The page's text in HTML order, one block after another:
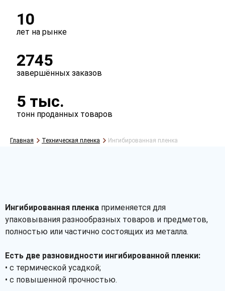
10
лет на рынке
2745
завершённых заказов
5 тыс.
тонн проданных товаров
Главная Техническая пленка Ингибированная пленка
Ингибированная пленка применяется для
упаковывания разнообразных товаров и предметов,
полностью или частично состоящих из металла.
Есть две разновидности ингибированной пленки:
• с термической усадкой;
• с повышенной прочностью.